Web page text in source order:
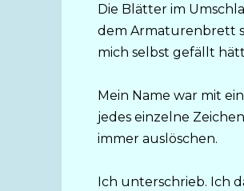
Die Blätter im
dem Armaturenbrett
mich selbst gefällt
Mein Name war mit
jedes einzelne
immer auslöschen.
Ich unterschrieb. Ich